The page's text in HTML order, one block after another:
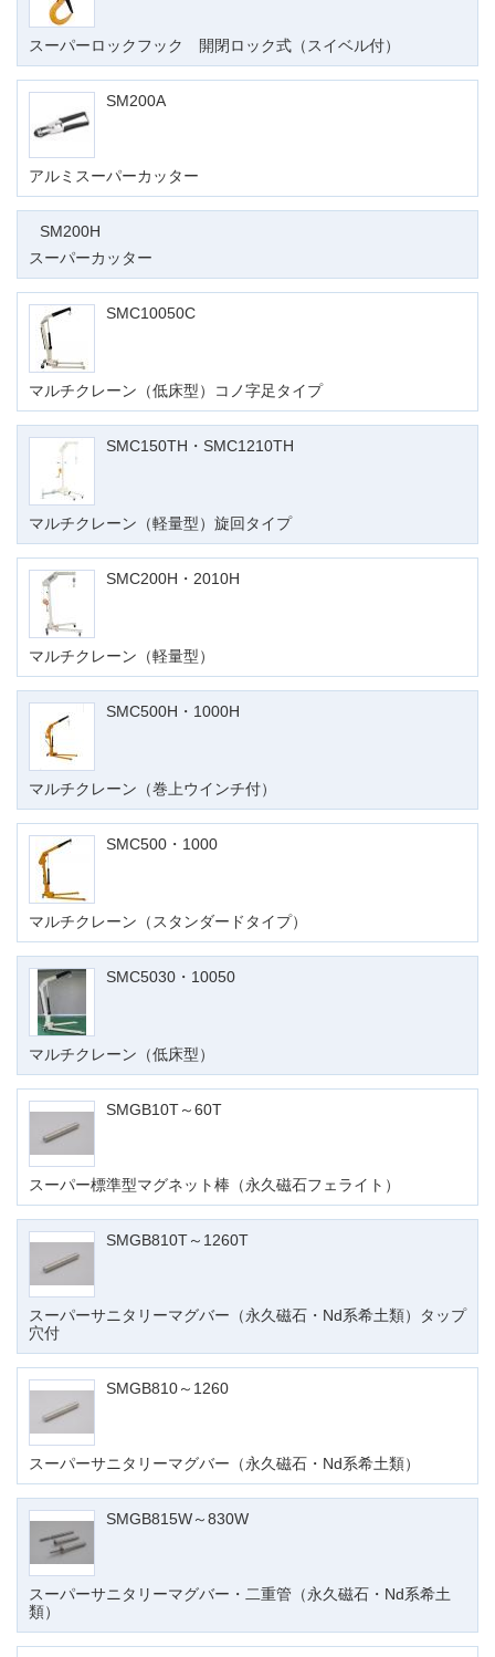
スーパーロックフック 開閉ロック式（スイベル付）
SM200A
アルミスーパーカッター
SM200H
スーパーカッター
SMC10050C
マルチクレーン（低床型）コノ字足タイプ
SMC150TH・SMC1210TH
マルチクレーン（軽量型）旋回タイプ
SMC200H・2010H
マルチクレーン（軽量型）
SMC500H・1000H
マルチクレーン（巻上ウインチ付）
SMC500・1000
マルチクレーン（スタンダードタイプ）
SMC5030・10050
マルチクレーン（低床型）
SMGB10T～60T
スーパー標準型マグネット棒（永久磁石フェライト）
SMGB810T～1260T
スーパーサニタリーマグバー（永久磁石・Nd系希土類）タップ
穴付
SMGB810～1260
スーパーサニタリーマグバー（永久磁石・Nd系希土類）
SMGB815W～830W
スーパーサニタリーマグバー・二重管（永久磁石・Nd系希土
類）